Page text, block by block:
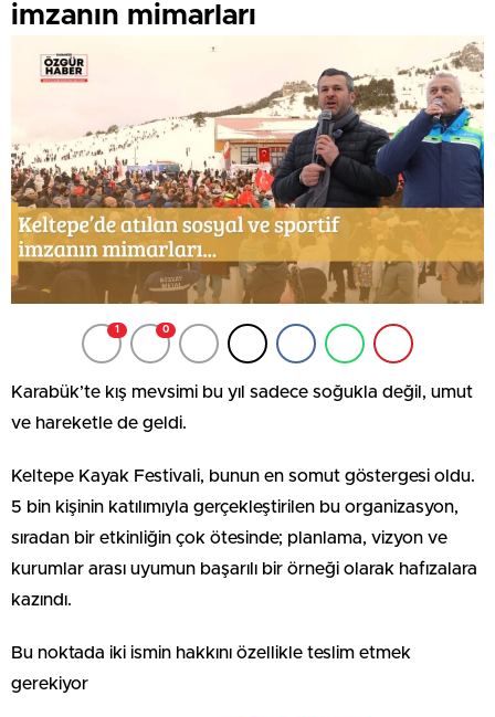
imzanın mimarları
1 0
Karabük’te kış mevsimi bu yıl sadece soğukla değil, umut
ve hareketle de geldi.
Keltepe Kayak Festivali, bunun en somut göstergesi oldu.
5 bin kişinin katılımıyla gerçekleştirilen bu organizasyon,
sıradan bir etkinliğin çok ötesinde; planlama, vizyon ve
kurumlar arası uyumun başarılı bir örneği olarak hafızalara
kazındı.
Bu noktada iki ismin hakkını özellikle teslim etmek
gerekiyor